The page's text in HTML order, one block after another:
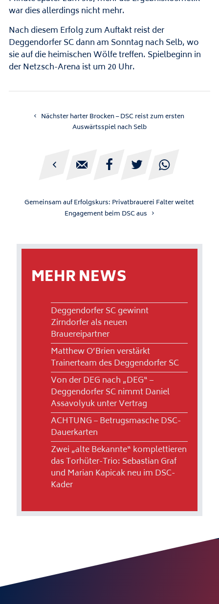
war dies allerdings nicht mehr.
Nach diesem Erfolg zum Auftakt reist der
Deggendorfer SC dann am Sonntag nach Selb, wo
sie auf die heimischen Wölfe treffen. Spielbeginn in
der Netzsch-Arena ist um 20 Uhr.
Nächster harter Brocken – DSC reist zum ersten
Auswärtsspiel nach Selb
    
Gemeinsam auf Erfolgskurs: Privatbrauerei Falter weitet
Engagement beim DSC aus
MEHR NEWS
Deggendorfer SC gewinnt
Zirndorfer als neuen
Brauereipartner
Matthew O’Brien verstärkt
Trainerteam des Deggendorfer SC
Von der DEG nach „DEG“ –
Deggendorfer SC nimmt Daniel
Assavolyuk unter Vertrag
ACHTUNG – Betrugsmasche DSC-
Dauerkarten
Zwei „alte Bekannte“ komplettieren
das Torhüter-Trio: Sebastian Graf
und Marian Kapicak neu im DSC-
Kader